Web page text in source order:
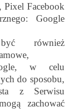
Pixel Facebook
Google
również
w celu
do sposobu,
z Serwisu
zachować